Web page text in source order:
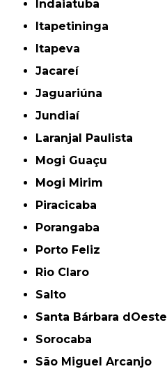
Indaiatuba
Itapetininga
Itapeva
Jacareí
Jaguariúna
Jundiaí
Laranjal Paulista
Mogi Guaçu
Mogi Mirim
Piracicaba
Porangaba
Porto Feliz
Rio Claro
Salto
Santa Bárbara dOeste
Sorocaba
São Miguel Arcanjo